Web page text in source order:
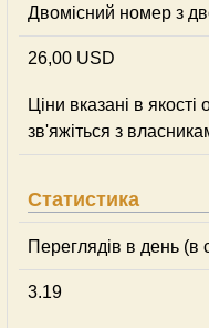
Двомісний номер з
26,00 USD
Ціни вказані в
зв'яжіться з
Статистика
Переглядів в день (в
3.19